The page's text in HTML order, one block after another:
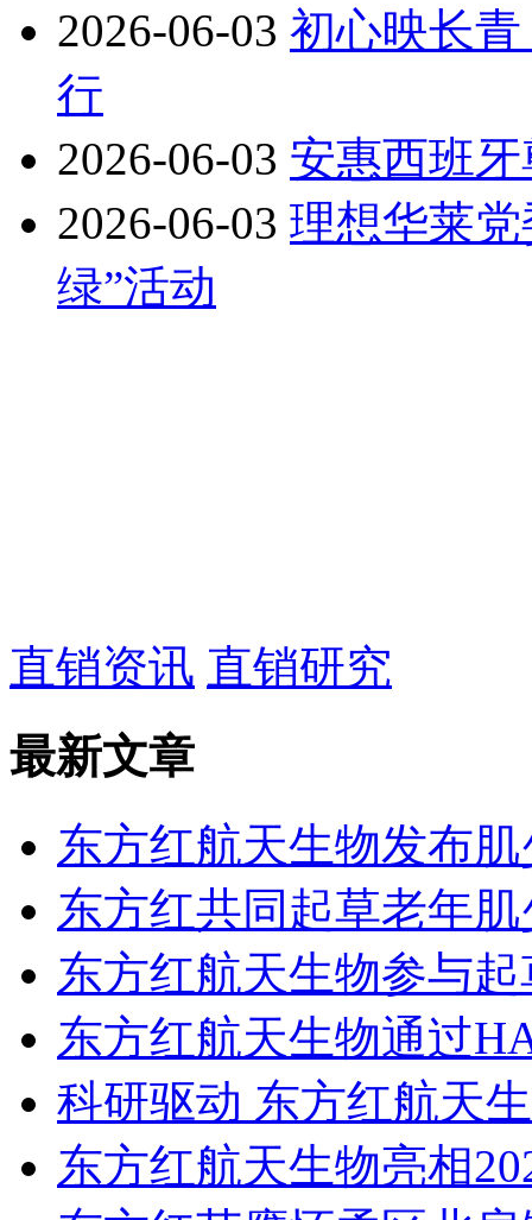
2026-06-03 初心映长
行
2026-06-03 安惠西班
2026-06-03 理想华莱
绿”活动
直销资讯 直销研究
最新文章
东方红航天生物发布
东方红共同起草老年
东方红航天生物参与
东方红航天生物通过
科研驱动 东方红航天
东方红航天生物亮相